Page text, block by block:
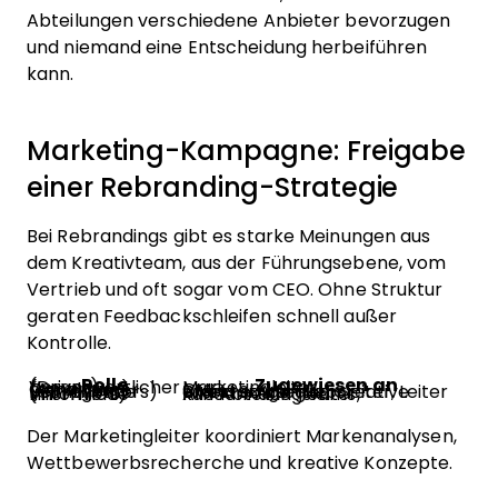
Abteilungen verschiedene Anbieter bevorzugen
und niemand eine Entscheidung herbeiführen
kann.
Marketing-Kampagne: Freigabe
einer Rebranding-Strategie
Bei Rebrandings gibt es starke Meinungen aus
dem Kreativteam, aus der Führungsebene, vom
Vertrieb und oft sogar vom CEO. Ohne Struktur
geraten Feedbackschleifen schnell außer
Kontrolle.
Rolle Zugewiesen an
Verantwortlicher (Driver) Marketingleiter
Genehmiger (Approver) CMO
Beitragende (Contributors) Brand Strategist, Creative Director, Vertriebsleiter, Leiter externe Agentur
Informierte (Informed) Alle Abteilungsleiter, kundennahe Teams
Der Marketingleiter koordiniert Markenanalysen,
Wettbewerbsrecherche und kreative Konzepte.